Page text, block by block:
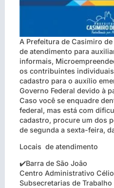
A Prefeitura de Casimiro
de atendimento para
informais,
os contribuintes
cadastro para o auxílio
Governo Federal devido à
Caso você se enquadre
federal, mas está com
cadastro, procure um dos
de segunda a sexta-feira,
Locais de atendimento
✔️Barra de São João
Centro Administrativo
Subsecretarias de Trabalho